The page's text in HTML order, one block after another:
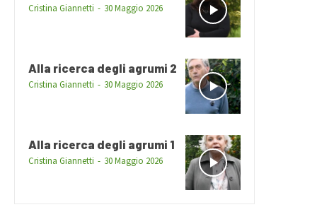
Cristina Giannetti - 30 Maggio 2026
Alla ricerca degli agrumi 2
Cristina Giannetti - 30 Maggio 2026
Alla ricerca degli agrumi 1
Cristina Giannetti - 30 Maggio 2026